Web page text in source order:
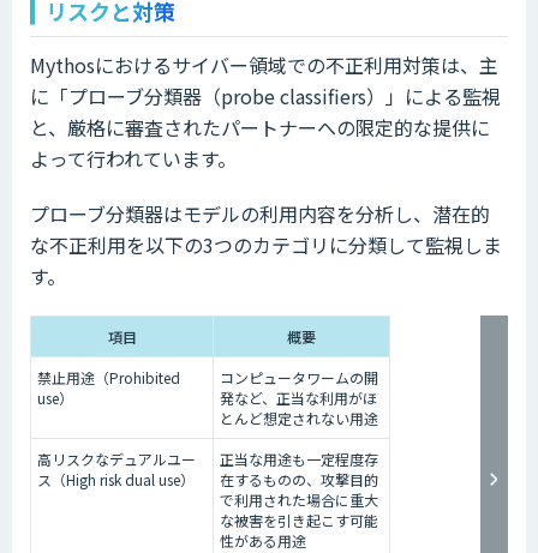
リスクと対策
Mythosにおけるサイバー領域での不正利用対策は、主
に「プローブ分類器（probe classifiers）」による監視
と、厳格に審査されたパートナーへの限定的な提供に
よって行われています。
プローブ分類器はモデルの利用内容を分析し、潜在的
な不正利用を以下の3つのカテゴリに分類して監視しま
す。
項目
概要
禁止用途（Prohibited
use）
コンピュータワームの開
発など、正当な利用がほ
とんど想定されない用途
高リスクなデュアルユー
ス（High risk dual use）
正当な用途も一定程度存
在するものの、攻撃目的
で利用された場合に重大
な被害を引き起こす可能
性がある用途